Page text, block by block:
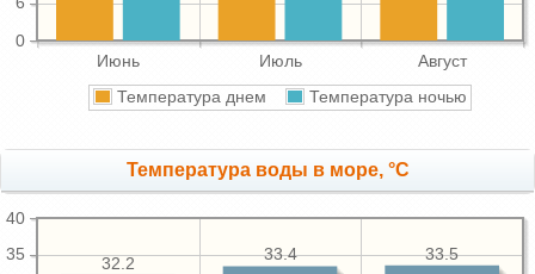
Июнь Июль Август
0
Температура днем Температура ночью
Температура воды в море, °C
35
40
33.5
33.4
32.2